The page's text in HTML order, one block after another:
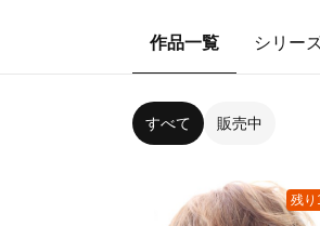
作品一覧 シリー
すべて 販売中
残り